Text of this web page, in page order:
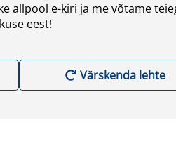
allpool e-kiri ja me võtame
eest!
Värskenda lehte